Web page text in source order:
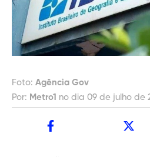
Foto: Agência Gov
Por: Metro1 no dia 09 de julho de